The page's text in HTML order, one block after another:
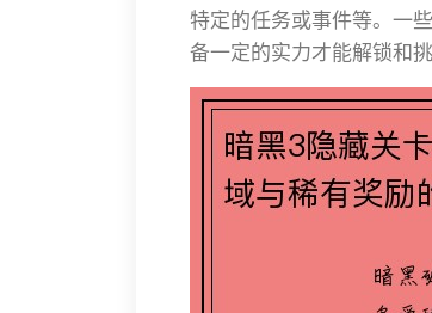
特定的任务或事件等。一
备一定的实力才能解锁和